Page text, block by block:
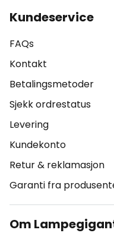
Kundeservice
FAQs
Kontakt
Betalingsmetoder
Sjekk ordrestatus
Levering
Kundekonto
Retur & reklamasjon
Garanti fra
Om